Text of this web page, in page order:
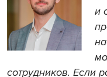
и
сотрудников. Если